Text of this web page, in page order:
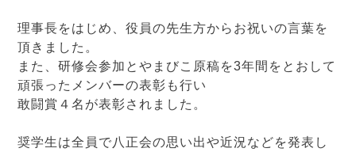
理事長をはじめ、役員の先生方からお祝いの言葉を
頂きました。
また、研修会参加とやまびこ原稿を3年間をとおして
頑張ったメンバーの表彰も行い
敢闘賞４名が表彰されました。
奨学生は全員で八正会の思い出や近況などを発表し